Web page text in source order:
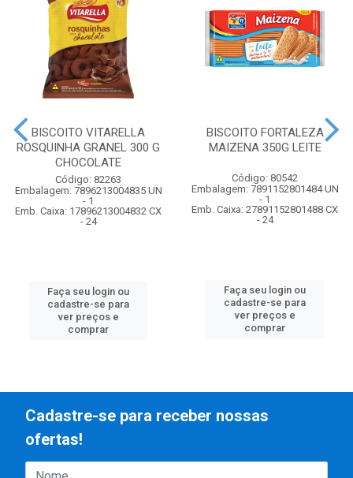
BISCOITO VITARELLA
ROSQUINHA GRANEL 300 G
CHOCOLATE
Código: 82263
Embalagem: 7896213004835 UN
- 1
Emb. Caixa: 17896213004832 CX
- 24
Faça seu login ou
cadastre-se para
ver preços e
comprar
BISCOITO FORTALEZA
MAIZENA 350G LEITE
Código: 80542
Embalagem: 7891152801484 UN
- 1
Emb. Caixa: 27891152801488 CX
- 24
Faça seu login ou
cadastre-se para
ver preços e
comprar
Cadastre-se para receber nossas
ofertas!